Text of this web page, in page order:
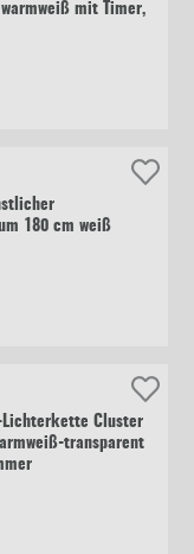
mit Timer,
180 cm weiß
Lichterkette Cluster
transparent